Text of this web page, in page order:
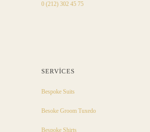
0 (212) 302 45 75
SERVICES
Bespoke Suits
Besoke Groom Tuxedo
Bespoke Shirts